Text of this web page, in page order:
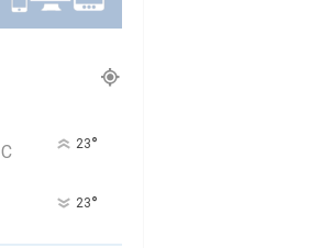
C 23°
23°